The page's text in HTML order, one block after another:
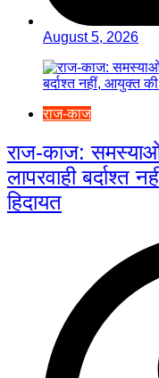
August 5, 2026
राज-काज
राज-काज:
लापरवाही बर्दाश्त
हिदायत